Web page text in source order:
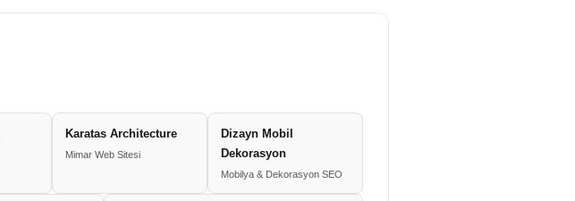
Karatas Architecture
Mimar Web Sitesi
Dizayn Mobil
Dekorasyon
Mobilya & Dekorasyon SEO